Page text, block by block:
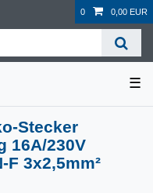
0 0,00 EUR
☰
Stecker
16A/230V
F 3x2,5mm²